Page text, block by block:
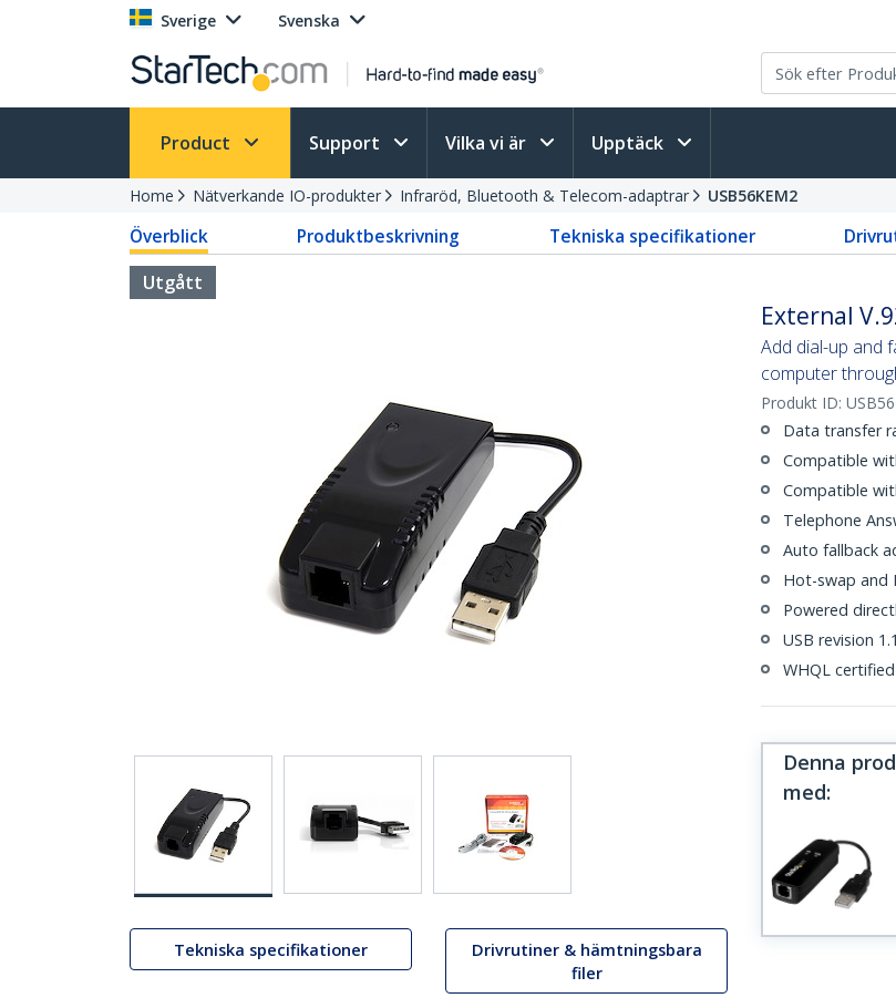
Sverige Svenska
Product Support Vilka vi är Upptäck
Home Nätverkande IO-produkter Infraröd, Bluetooth & Telecom-adaptrar USB56KEM2
Överblick Produktbeskrivning Tekniska specifikationer
Utgått
Tekniska specifikationer
Drivrutiner & hämtningsbara
filer
External
Add dial-up and
computer
Produkt ID:
Data transfer
Compatible
Compatible
Telephone
Auto fallback
Hot-swap and
Powered
USB revision
WHQL
Denna
med: